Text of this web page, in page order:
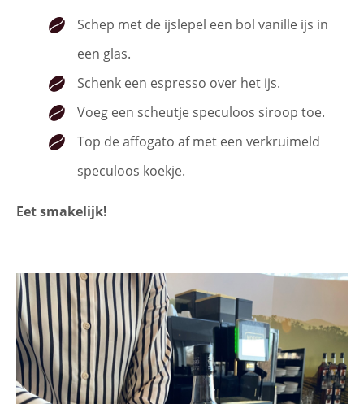
Schep met de ijslepel een bol vanille ijs in
een glas.
Schenk een espresso over het ijs.
Voeg een scheutje speculoos siroop toe.
Top de affogato af met een verkruimeld
speculoos koekje.
Eet smakelijk!